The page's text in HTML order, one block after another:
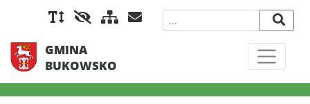
GMINA
BUKOWSKO